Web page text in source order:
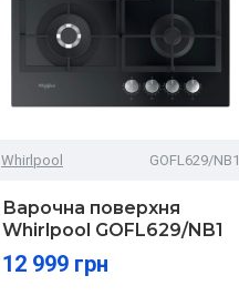
Whirlpool GOFL629/NB1
Варочна поверхня
Whirlpool GOFL629/NB1
12 999 грн